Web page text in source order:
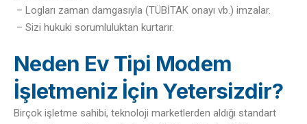
– Logları zaman damgasıyla (TÜBİTAK onayı vb.) imzalar.
– Sizi hukuki sorumluluktan kurtarır.
Neden Ev Tipi Modem
İşletmeniz İçin Yetersizdir?
Birçok işletme sahibi, teknoloji marketlerden aldığı standart